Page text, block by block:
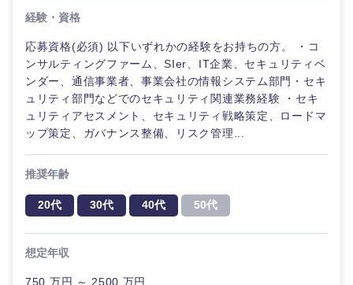
経験・資格
応募資格(必須) 以下いずれかの経験をお持ちの方。 ・コ
ンサルティングファーム、SIer、IT企業、セキュリティベ
ンダー、通信事業者、事業会社の情報システム部門・セキ
ュリティ部門などでのセキュリティ関連業務経験 ・セキ
ュリティアセスメント、セキュリティ戦略策定、ロードマ
ップ策定、ガバナンス整備、リスク管理...
推奨年齢
20代 30代 40代 50代
想定年収
750 万円 ～ 2500 万円